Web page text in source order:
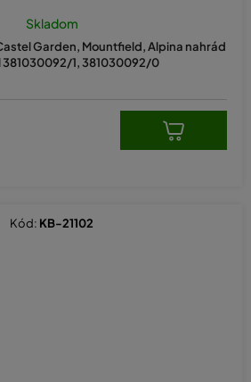
Garden, Mountfield, Alpina nahrád
381030092/1, 381030092/0
Skladom
Kód: KB-21102